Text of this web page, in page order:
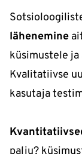
lähenemine
küsimustele ja
Kvalitatiivse
kasutaja
palju?